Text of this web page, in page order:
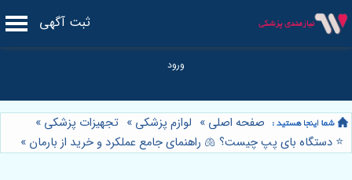
ثبت آگهی
صفحه اصلی » لوازم پزشکی » تجهیزات پزشکی »
⭐️ دستگاه بای پپ چیست؟ 🫁 راهنمای جامع عملکرد و خرید از بارمان
»